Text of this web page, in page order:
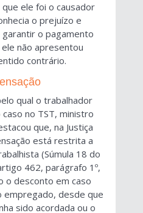
ele foi o causador
o prejuízo e
o pagamento
não apresentou
contrário.
qual o trabalhador
no TST, ministro
que, na Justiça
está restrita a
(Súmula 18 do
462, parágrafo 1º,
o desconto em caso
empregado, desde que
sido acordada ou o